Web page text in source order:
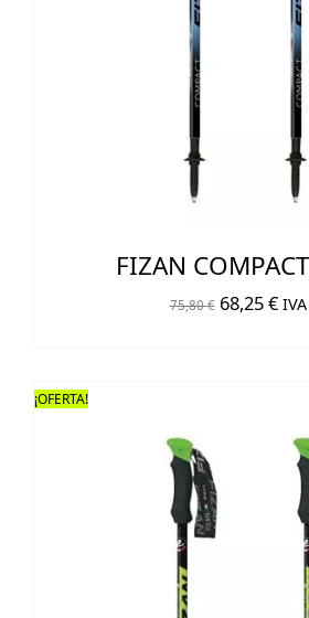
FIZAN
75,80€ El
68,25€El
¡OFERTA!